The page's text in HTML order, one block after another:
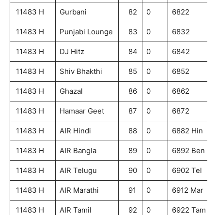
11483 H Gurbani 82 0 6822
11483 H Punjabi Lounge 83 0 6832
11483 H DJ Hitz 84 0 6842
11483 H Shiv Bhakthi 85 0 6852
11483 H Ghazal 86 0 6862
11483 H Hamaar Geet 87 0 6872
11483 H AIR Hindi 88 0 6882 Hin
11483 H AIR Bangla 89 0 6892 Ben
11483 H AIR Telugu 90 0 6902 Tel
11483 H AIR Marathi 91 0 6912 Mar
11483 H AIR Tamil 92 0 6922 Tam